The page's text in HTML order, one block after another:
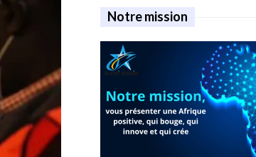
Notre mission